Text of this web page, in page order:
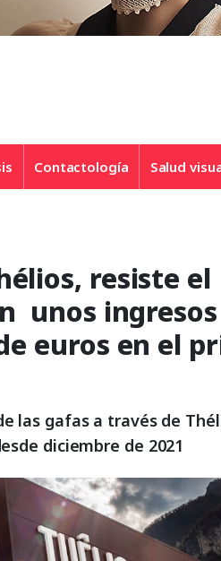
Contactología Salud
resiste el
unos ingresos
euros en el
las gafas a través de
diciembre de 2021